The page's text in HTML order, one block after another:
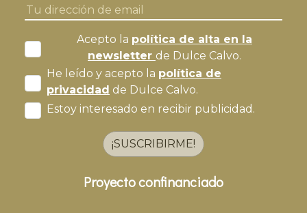
Acepto la política de alta en la
newsletter de Dulce Calvo.
He leído y acepto la política de
privacidad de Dulce Calvo.
Estoy interesado en recibir publicidad.
¡SUSCRIBIRME!
Proyecto confinanciado